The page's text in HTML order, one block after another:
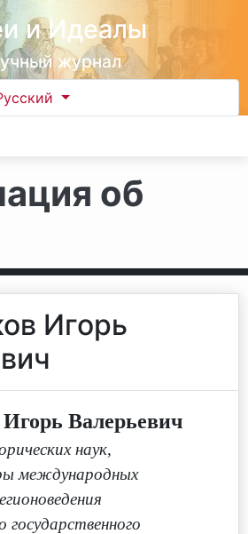
и Идеалы
журнал
об
Игорь
Валерьевич
наук,
международных
государственного